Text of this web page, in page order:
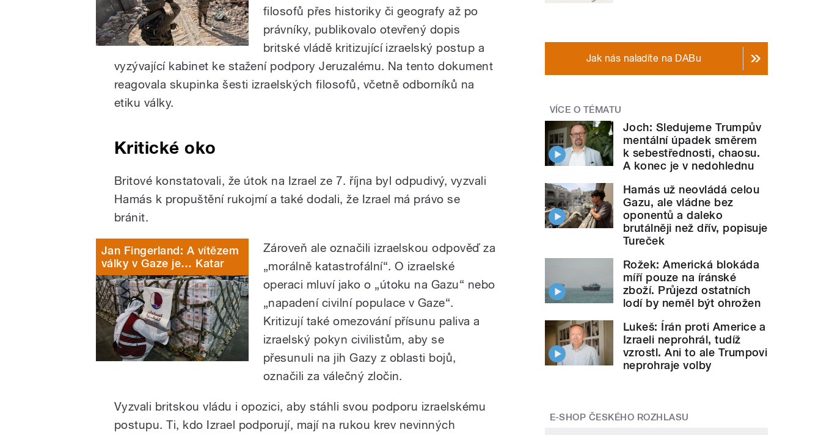
filosofů přes historiky či geografy až po
právníky, publikovalo otevřený dopis
britské vládě kritizující izraelský postup a
vyzývající kabinet ke stažení podpory Jeruzalému. Na tento dokument
reagovala skupinka šesti izraelských filosofů, včetně odborníků na
etiku války.
Kritické oko
Britové konstatovali, že útok na Izrael ze 7. října byl odpudivý, vyzvali
Hamás k propuštění rukojmí a také dodali, že Izrael má právo se
bránit.
Jan Fingerland: A vítězem
války v Gaze je… Katar
Zároveň ale označili izraelskou odpověď za
„morálně katastrofální“. O izraelské
operaci mluví jako o „útoku na Gazu“ nebo
„napadení civilní populace v Gaze“.
Kritizují také omezování přísunu paliva a
izraelský pokyn civilistům, aby se
přesunuli na jih Gazy z oblasti bojů,
označili za válečný zločin.
Vyzvali britskou vládu i opozici, aby stáhli svou podporu izraelskému
postupu. Ti, kdo Izrael podporují, mají na rukou krev nevinných
Jak nás naladíte na DABu
VÍCE O TÉMATU
Joch: Sledujeme Trumpův
mentální úpadek směrem
k sebestřednosti, chaosu.
A konec je v nedohlednu
Hamás už neovládá celou
Gazu, ale vládne bez
oponentů a daleko
brutálněji než dřív, popisuje
Tureček
Rožek: Americká blokáda
míří pouze na íránské
zboží. Průjezd ostatních
lodí by neměl být ohrožen
Lukeš: Írán proti Americe a
Izraeli neprohrál, tudíž
vzrostl. Ani to ale Trumpovi
neprohraje volby
E-SHOP ČESKÉHO ROZHLASU